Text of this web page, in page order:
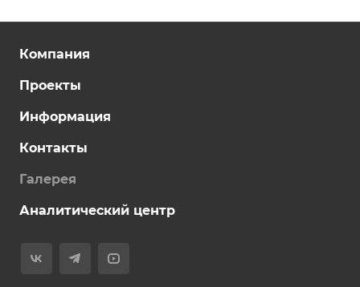
Компания
Проекты
Информация
Контакты
Галерея
Аналитический центр